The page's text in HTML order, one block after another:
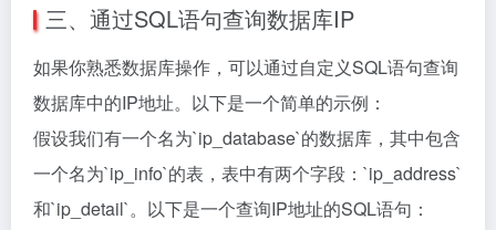
三、通过SQL语句查询数据库IP
如果你熟悉数据库操作，可以通过自定义SQL语句查询
数据库中的IP地址。以下是一个简单的示例：
假设我们有一个名为`ip_database`的数据库，其中包含
一个名为`ip_info`的表，表中有两个字段：`ip_address`
和`ip_detail`。以下是一个查询IP地址的SQL语句：